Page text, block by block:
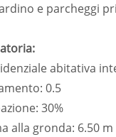
e parcheggi
abitativa
0.5
30%
alla gronda: 6.50 m